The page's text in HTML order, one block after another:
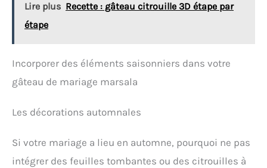
penseur comme un cadeau original et imaginatif
Lire plus Recette : gâteau citrouille 3D étape par
étape
Incorporer des éléments saisonniers dans votre
gâteau de mariage marsala
Les décorations automnales
Si votre mariage a lieu en automne, pourquoi ne pas
intégrer des feuilles tombantes ou des citrouilles à